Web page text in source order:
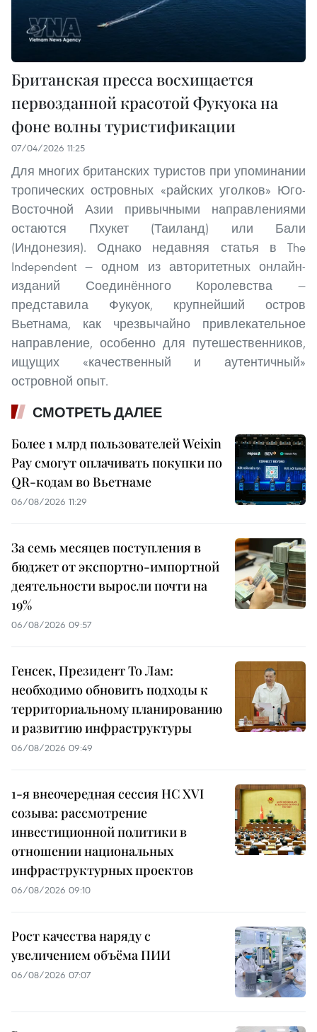
Британская пресса восхищается
первозданной красотой Фукуока на
фоне волны туристификации
07/04/2026 11:25
Для многих британских туристов при упоминании
тропических островных «райских уголков» Юго-
Восточной Азии привычными направлениями
остаются Пхукет (Таиланд) или Бали
(Индонезия). Однако недавняя статья в The
Independent — одном из авторитетных онлайн-
изданий Соединённого Королевства —
представила Фукуок, крупнейший остров
Вьетнама, как чрезвычайно привлекательное
направление, особенно для путешественников,
ищущих «качественный и аутентичный»
островной опыт.
СМОТРЕТЬ ДАЛЕЕ
Более 1 млрд пользователей Weixin
Pay смогут оплачивать покупки по
QR-кодам во Вьетнаме
06/08/2026 11:29
За семь месяцев поступления в
бюджет от экспортно-импортной
деятельности выросли почти на
19%
06/08/2026 09:57
Генсек, Президент То Лам:
необходимо обновить подходы к
территориальному планированию
и развитию инфраструктуры
06/08/2026 09:49
1-я внеочередная сессия НС XVI
созыва: рассмотрение
инвестиционной политики в
отношении национальных
инфраструктурных проектов
06/08/2026 09:10
Рост качества наряду с
увеличением объёма ПИИ
06/08/2026 07:07